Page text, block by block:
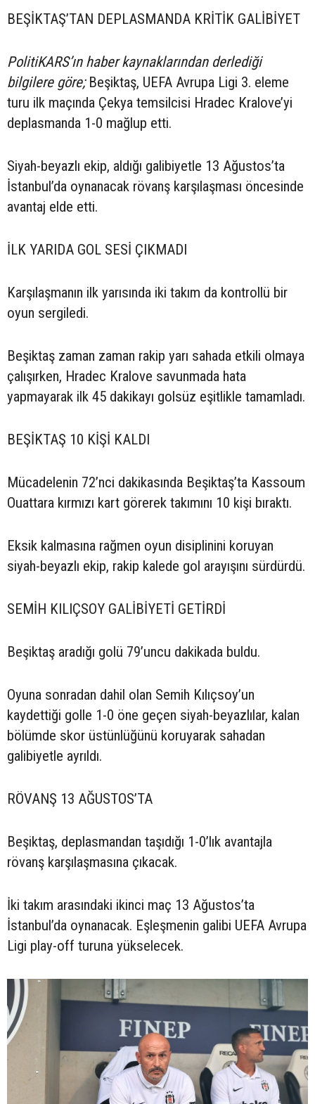
BEŞİKTAŞ’TAN DEPLASMANDA KRİTİK GALİBİYET
PolitiKARS’ın haber kaynaklarından derlediği
bilgilere göre;Beşiktaş, UEFA Avrupa Ligi 3. eleme
turu ilk maçında Çekya temsilcisi Hradec Kralove’yi
deplasmanda 1-0 mağlup etti.
Siyah-beyazlı ekip, aldığı galibiyetle 13 Ağustos’ta
İstanbul’da oynanacak rövanş karşılaşması öncesinde
avantaj elde etti.
İLK YARIDA GOL SESİ ÇIKMADI
Karşılaşmanın ilk yarısında iki takım da kontrollü bir
oyun sergiledi.
Beşiktaş zaman zaman rakip yarı sahada etkili olmaya
çalışırken, Hradec Kralove savunmada hata
yapmayarak ilk 45 dakikayı golsüz eşitlikle tamamladı.
BEŞİKTAŞ 10 KİŞİ KALDI
Mücadelenin 72’nci dakikasında Beşiktaş’ta Kassoum
Ouattara kırmızı kart görerek takımını 10 kişi bıraktı.
Eksik kalmasına rağmen oyun disiplinini koruyan
siyah-beyazlı ekip, rakip kalede gol arayışını sürdürdü.
SEMİH KILIÇSOY GALİBİYETİ GETİRDİ
Beşiktaş aradığı golü 79’uncu dakikada buldu.
Oyuna sonradan dahil olan Semih Kılıçsoy’un
kaydettiği golle 1-0 öne geçen siyah-beyazlılar, kalan
bölümde skor üstünlüğünü koruyarak sahadan
galibiyetle ayrıldı.
RÖVANŞ 13 AĞUSTOS’TA
Beşiktaş, deplasmandan taşıdığı 1-0’lık avantajla
rövanş karşılaşmasına çıkacak.
İki takım arasındaki ikinci maç 13 Ağustos’ta
İstanbul’da oynanacak. Eşleşmenin galibi UEFA Avrupa
Ligi play-off turuna yükselecek.